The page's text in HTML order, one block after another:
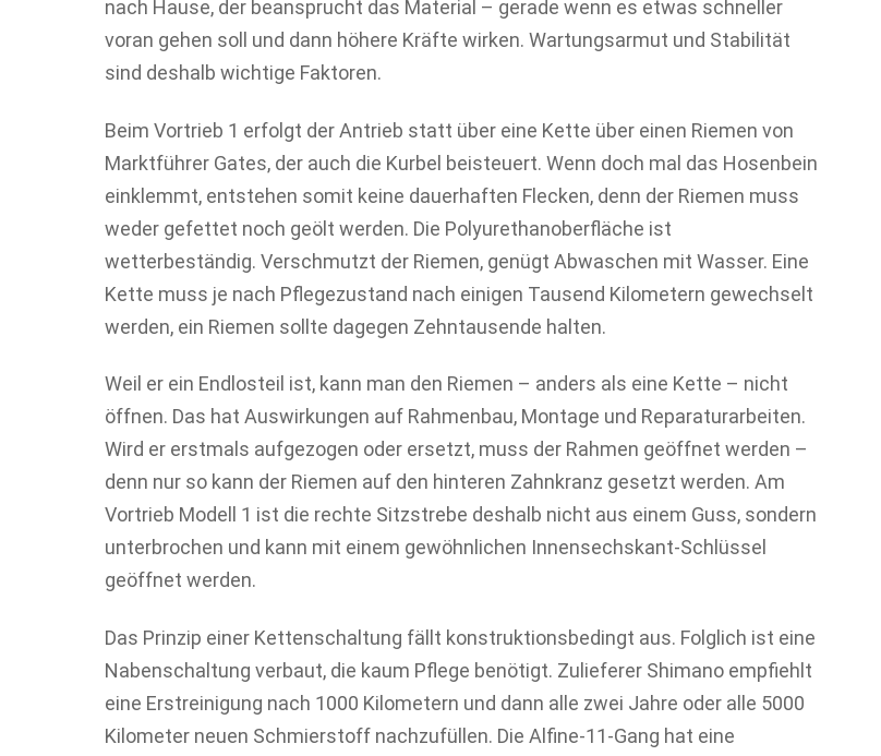
nach Hause, der beansprucht das Material – gerade wenn es etwas schneller
voran gehen soll und dann höhere Kräfte wirken. Wartungsarmut und Stabilität
sind deshalb wichtige Faktoren.
Beim Vortrieb 1 erfolgt der Antrieb statt über eine Kette über einen Riemen von
Marktführer Gates, der auch die Kurbel beisteuert. Wenn doch mal das Hosenbein
einklemmt, entstehen somit keine dauerhaften Flecken, denn der Riemen muss
weder gefettet noch geölt werden. Die Polyurethanoberfläche ist
wetterbeständig. Verschmutzt der Riemen, genügt Abwaschen mit Wasser. Eine
Kette muss je nach Pflegezustand nach einigen Tausend Kilometern gewechselt
werden, ein Riemen sollte dagegen Zehntausende halten.
Weil er ein Endlosteil ist, kann man den Riemen – anders als eine Kette – nicht
öffnen. Das hat Auswirkungen auf Rahmenbau, Montage und Reparaturarbeiten.
Wird er erstmals aufgezogen oder ersetzt, muss der Rahmen geöffnet werden –
denn nur so kann der Riemen auf den hinteren Zahnkranz gesetzt werden. Am
Vortrieb Modell 1 ist die rechte Sitzstrebe deshalb nicht aus einem Guss, sondern
unterbrochen und kann mit einem gewöhnlichen Innensechskant-Schlüssel
geöffnet werden.
Das Prinzip einer Kettenschaltung fällt konstruktionsbedingt aus. Folglich ist eine
Nabenschaltung verbaut, die kaum Pflege benötigt. Zulieferer Shimano empfiehlt
eine Erstreinigung nach 1000 Kilometern und dann alle zwei Jahre oder alle 5000
Kilometer neuen Schmierstoff nachzufüllen. Die Alfine-11-Gang hat eine